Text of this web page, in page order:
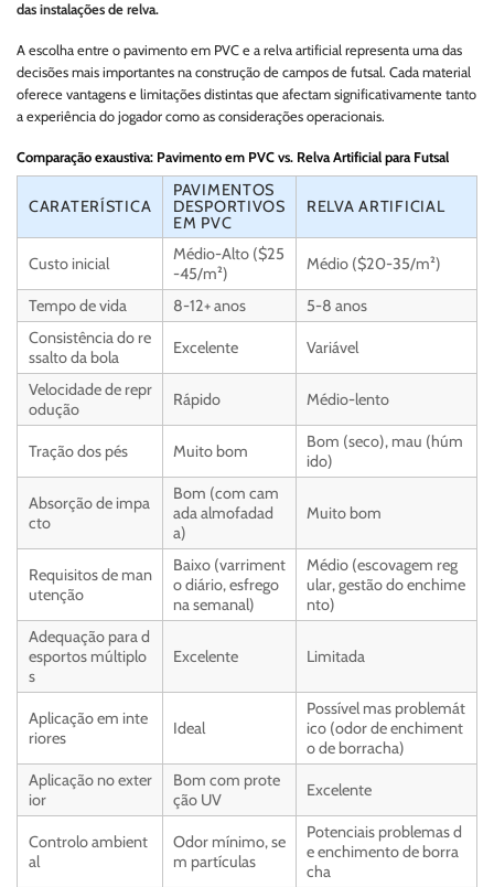
das instalações de relva.
A escolha entre o pavimento em PVC e a relva artificial representa uma das
decisões mais importantes na construção de campos de futsal. Cada material
oferece vantagens e limitações distintas que afectam significativamente tanto
a experiência do jogador como as considerações operacionais.
Comparação exaustiva: Pavimento em PVC vs. Relva Artificial para Futsal
CARATERÍSTICA
PAVIMENTOS
DESPORTIVOS
EM PVC
RELVA ARTIFICIAL
Custo inicial
Médio-Alto ($25
-45/m²)
Médio ($20-35/m²)
Tempo de vida 8-12+ anos
5-8 anos
Consistência do re
ssalto da bola
Excelente Variável
Velocidade de repr
odução
Rápido Médio-lento
Tração dos pés Muito bom
Bom (seco), mau (húm
ido)
Absorção de impa
cto
Bom (com cam
ada almofadad
a)
Muito bom
Requisitos de man
utenção
Baixo (varriment
o diário, esfrego
na semanal)
Médio (escovagem reg
ular, gestão do enchime
nto)
Adequação para d
esportos múltiplo
s
Excelente Limitada
Aplicação em inte
riores
Ideal
Possível mas problemát
ico (odor de enchiment
o de borracha)
Aplicação no exter
ior
Bom com prote
ção UV
Excelente
Controlo ambient
al
Odor mínimo, se
m partículas
Potenciais problemas d
e enchimento de borra
cha